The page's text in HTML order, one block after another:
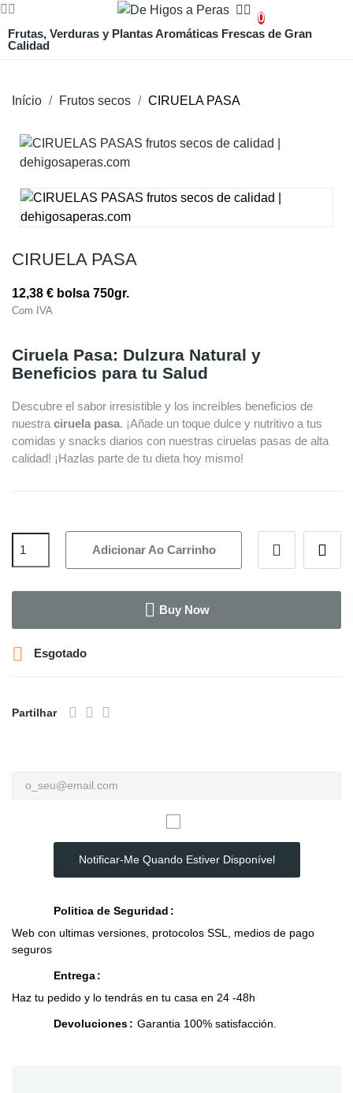
0
Frutas, Verduras y Plantas Aromáticas Frescas de Gran
Calidad
Início Frutos secos CIRUELA PASA
CIRUELA PASA
12,38 € bolsa 750gr.
Com IVA
Ciruela Pasa: Dulzura Natural y
Beneficios para tu Salud
Descubre el sabor irresistible y los increíbles beneficios de
nuestra ciruela pasa. ¡Añade un toque dulce y nutritivo a tus
comidas y snacks diarios con nuestras ciruelas pasas de alta
calidad! ¡Hazlas parte de tu dieta hoy mismo!
Adicionar Ao Carrinho
Buy Now
 Esgotado
Partilhar
Notificar-Me Quando Estiver Disponível
Politica de Seguridad
Web con ultimas versiones, protocolos SSL, medios de pago
seguros
Entrega
Haz tu pedido y lo tendrás en tu casa en 24 -48h
Devoluciones Garantia 100% satisfacción.